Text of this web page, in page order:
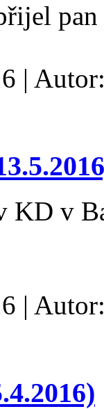
|
KD v
|